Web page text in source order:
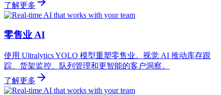
了解更多
零售业 AI
使用 Ultralytics YOLO 模型重塑零售业。视觉 AI 推动库存跟
踪、货架监控、队列管理和更智能的客户洞察。
了解更多